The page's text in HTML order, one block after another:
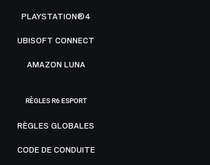
PLAYSTATION®4
UBISOFT CONNECT
AMAZON LUNA
RÈGLES R6 ESPORT
RÈGLES GLOBALES
CODE DE CONDUITE